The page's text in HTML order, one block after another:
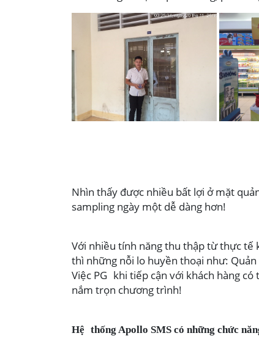
Nhìn thấy được nhiều bất lợi ở mặt
sampling ngày một dễ dàng hơn!
Với nhiều tính năng thu thập từ thực tế
thì những nỗi lo huyền thoại như:
Việc PG khi tiếp cận với khách hàng
nắm trọn chương trình!
Hệ thống Apollo SMS có những chức